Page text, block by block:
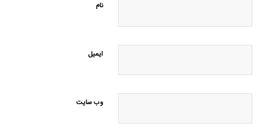
نام
ایمیل
وب‌ سایت